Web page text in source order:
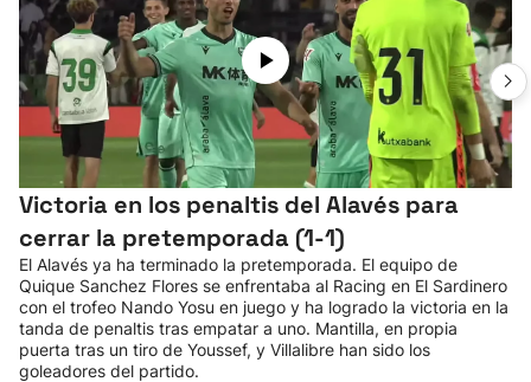
Victoria en los penaltis del Alavés para
cerrar la pretemporada (1-1)
El Alavés ya ha terminado la pretemporada. El equipo de
Quique Sanchez Flores se enfrentaba al Racing en El Sardinero
con el trofeo Nando Yosu en juego y ha logrado la victoria en la
tanda de penaltis tras empatar a uno. Mantilla, en propia
puerta tras un tiro de Youssef, y Villalibre han sido los
goleadores del partido.